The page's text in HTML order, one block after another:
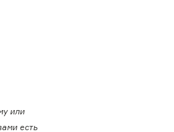
или
есть